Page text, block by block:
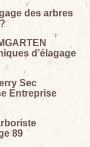
des arbres
d’élagage
Sec
Entreprise
89